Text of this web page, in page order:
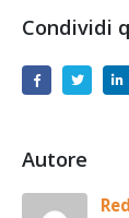
Condividi
Autore